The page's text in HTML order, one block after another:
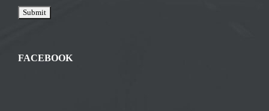
FACEBOOK